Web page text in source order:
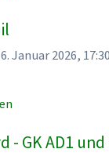
Januar 2026,
- GK AD1 und